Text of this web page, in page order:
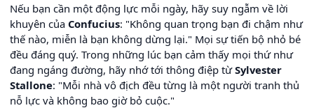
Nếu bạn cần một động lực mỗi ngày, hãy suy ngẫm về lời
khuyên của Confucius: "Không quan trọng bạn đi chậm như
thế nào, miễn là bạn không dừng lại." Mọi sự tiến bộ nhỏ bé
đều đáng quý. Trong những lúc bạn cảm thấy mọi thứ như
đang ngáng đường, hãy nhớ tới thông điệp từSylvester
Stallone: "Mỗi nhà vô địch đều từng là một người tranh thủ
nỗ lực và không bao giờ bỏ cuộc."